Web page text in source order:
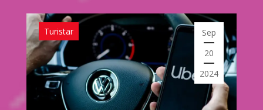
Turistar
Sep
20
2024